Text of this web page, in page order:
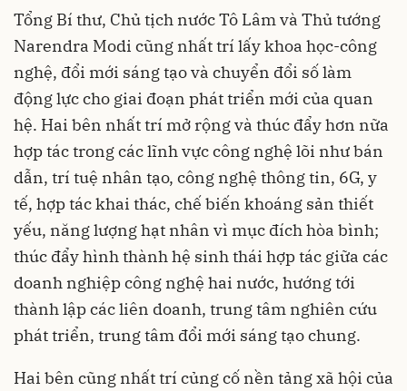
Tổng Bí thư, Chủ tịch nước Tô Lâm và Thủ tướng
Narendra Modi cũng nhất trí lấy khoa học-công
nghệ, đổi mới sáng tạo và chuyển đổi số làm
động lực cho giai đoạn phát triển mới của quan
hệ. Hai bên nhất trí mở rộng và thúc đẩy hơn nữa
hợp tác trong các lĩnh vực công nghệ lõi như bán
dẫn, trí tuệ nhân tạo, công nghệ thông tin, 6G, y
tế, hợp tác khai thác, chế biến khoáng sản thiết
yếu, năng lượng hạt nhân vì mục đích hòa bình;
thúc đẩy hình thành hệ sinh thái hợp tác giữa các
doanh nghiệp công nghệ hai nước, hướng tới
thành lập các liên doanh, trung tâm nghiên cứu
phát triển, trung tâm đổi mới sáng tạo chung.
Hai bên cũng nhất trí củng cố nền tảng xã hội của